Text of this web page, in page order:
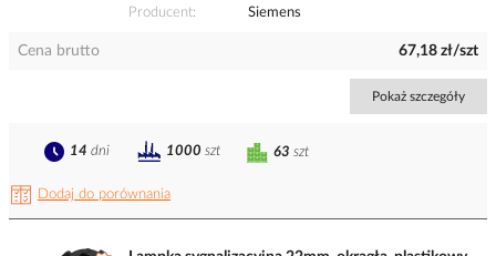
Producent
Siemens
Cena brutto 67,18 zł/szt
Pokaż szczegóły
Dodaj do porównania
63 szt
14 dni 1000 szt